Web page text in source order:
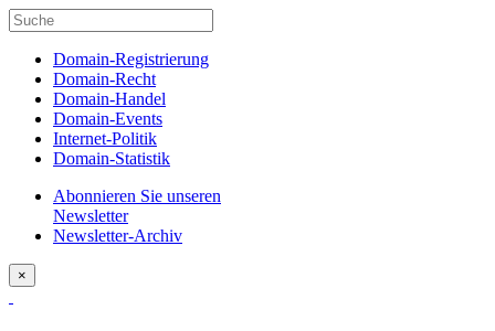
Domain-Registrierung
Domain-Recht
Domain-Handel
Domain-Events
Internet-Politik
Domain-Statistik
Abonnieren Sie unseren
Newsletter
Newsletter-Archiv
×